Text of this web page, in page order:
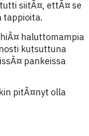
siitÃ¤, ettÃ¤ se
tappioita.
haluttomampia
kutsuttuna
pankeissa
pitÃ¤nyt olla